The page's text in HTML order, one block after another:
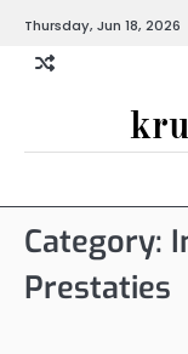
content
Thursday, Jun 18, 2026
Category:
Prestaties